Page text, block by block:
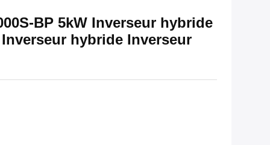
BP 5kW Inverseur hybride
hybride Inverseur